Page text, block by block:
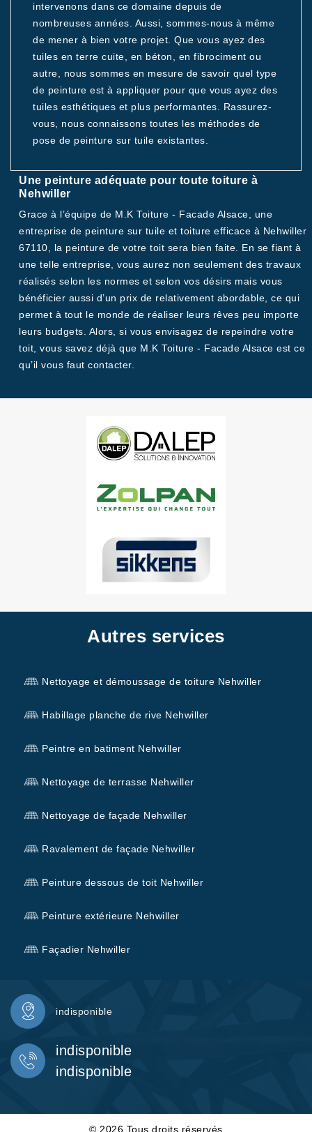
intervenons dans ce domaine depuis de
nombreuses années. Aussi, sommes-nous à même
de mener à bien votre projet. Que vous ayez des
tuiles en terre cuite, en béton, en fibrociment ou
autre, nous sommes en mesure de savoir quel type
de peinture est à appliquer pour que vous ayez des
tuiles esthétiques et plus performantes. Rassurez-
vous, nous connaissons toutes les méthodes de
pose de peinture sur tuile existantes.
Une peinture adéquate pour toute toiture à
Nehwiller
Grace à l’équipe de M.K Toiture - Facade Alsace, une
entreprise de peinture sur tuile et toiture efficace à Nehwiller
67110, la peinture de votre toit sera bien faite. En se fiant à
une telle entreprise, vous aurez non seulement des travaux
réalisés selon les normes et selon vos désirs mais vous
bénéficier aussi d’un prix de relativement abordable, ce qui
permet à tout le monde de réaliser leurs rêves peu importe
leurs budgets. Alors, si vous envisagez de repeindre votre
toit, vous savez déjà que M.K Toiture - Facade Alsace est ce
qu’il vous faut contacter.
Autres services
Nettoyage et démoussage de toiture Nehwiller
Habillage planche de rive Nehwiller
Peintre en batiment Nehwiller
Nettoyage de terrasse Nehwiller
Nettoyage de façade Nehwiller
Ravalement de façade Nehwiller
Peinture dessous de toit Nehwiller
Peinture extérieure Nehwiller
Façadier Nehwiller
indisponible
indisponible
indisponible
© 2026 Tous droits réservés